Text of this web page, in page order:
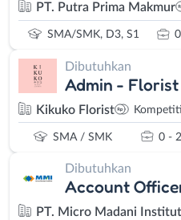
PT. Putra Prima Makmur
SMA/SMK, D3, S1
Dibutuhkan
Admin - Florist
Kikuko Florist
SMA / SMK 0 -
Dibutuhkan
Account
PT. Micro Madani